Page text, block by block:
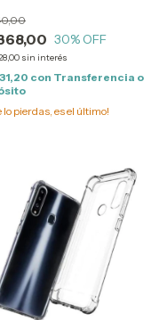
30% OFF
sin interés
con Transferencia o
lo pierdas, es el último!